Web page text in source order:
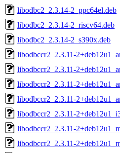
libodbc2_2.3.14-2_ppc64el.deb
libodbc2_2.3.14-2_riscv64.deb
libodbc2_2.3.14-2_s390x.deb
libodbccr2_2.3.11-
libodbccr2_2.3.11-
libodbccr2_2.3.11-
libodbccr2_2.3.11-
libodbccr2_2.3.11-
libodbccr2_2.3.11-
libodbccr2_2.3.11-